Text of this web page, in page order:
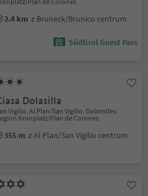
2.4 km z Bruneck/Brunico centrum
Südtirol Guest Pass
Dolasilla
Vigilio, Al Plan/San Vigilio, Dolomites
Kronplatz/Plan de Corones
355 m z Al Plan/San Vigilio centrum